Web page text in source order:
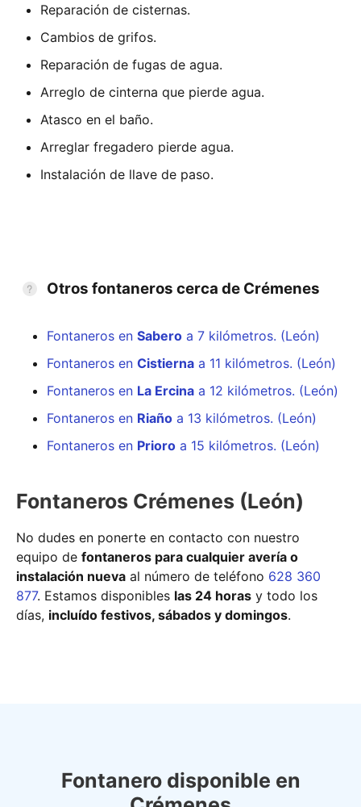
Reparación de cisternas.
Cambios de grifos.
Reparación de fugas de agua.
Arreglo de cinterna que pierde agua.
Atasco en el baño.
Arreglar fregadero pierde agua.
Instalación de llave de paso.
Otros fontaneros cerca de Crémenes
Fontaneros en Sabero a 7 kilómetros. (León)
Fontaneros en Cistierna a 11 kilómetros. (León)
Fontaneros en La Ercina a 12 kilómetros. (León)
Fontaneros en Riaño a 13 kilómetros. (León)
Fontaneros en Prioro a 15 kilómetros. (León)
Fontaneros Crémenes (León)
No dudes en ponerte en contacto con nuestro
equipo de fontaneros para cualquier avería o
instalación nueva al número de teléfono 628 360
877. Estamos disponibles las 24 horas y todo los
días, incluído festivos, sábados y domingos.
Fontanero disponible en